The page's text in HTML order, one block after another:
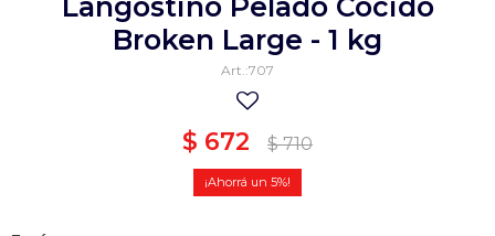
Langostino Pelado Cocido
Broken Large - 1 kg
707
$ 672 $ 710
5
Arrolladitos primavera